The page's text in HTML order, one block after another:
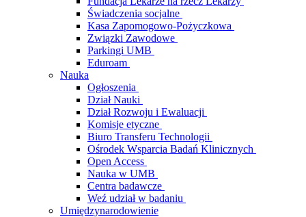
Świadczenia socjalne
Kasa Zapomogowo-Pożyczkowa
Związki Zawodowe
Parkingi UMB
Eduroam
Nauka
Ogłoszenia
Dział Nauki
Dział Rozwoju i Ewaluacji
Komisje etyczne
Biuro Transferu Technologii
Ośrodek Wsparcia Badań Klinicznych
Open Access
Nauka w UMB
Centra badawcze
Weź udział w badaniu
Umiędzynarodowienie